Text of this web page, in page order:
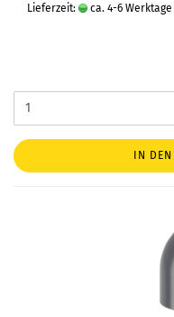
Lieferzeit:
ca. 4-6 Werktage
IN DEN